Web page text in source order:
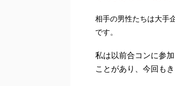
相手の男性たちは大手
です。
私は以前合コンに参
ことがあり、今回も